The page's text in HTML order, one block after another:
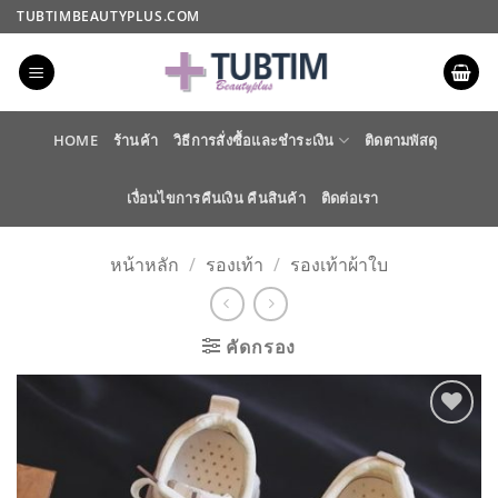
ข้าม
ไป
เนื้อหา
TUBTIMBEAUTYPLUS.COM
HOME ร้านค้า วิธีการสั่งซื้อและชำระเงิน ติดตามพัสดุ
เงื่อนไขการคืนเงิน คืนสินค้า ติดต่อเรา
หน้าหลัก / รองเท้า / รองเท้าผ้าใบ
คัดกรอง
WISHLIST